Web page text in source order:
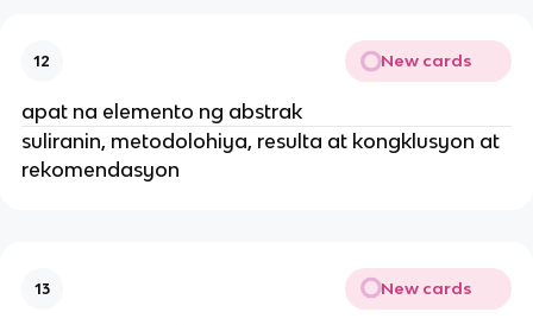
12 New cards
apat na elemento ng abstrak
suliranin, metodolohiya, resulta at kongklusyon at
rekomendasyon
13 New cards